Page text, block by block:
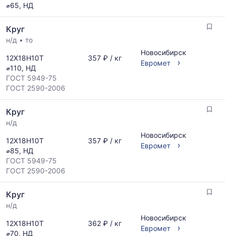
⌀65, НД
Круг
н/д • то
12Х18Н10Т
⌀110, НД
ГОСТ 5949-75
ГОСТ 2590-2006
357 ₽ / кг
Новосибирск
Евромет
›
Круг
н/д
12Х18Н10Т
⌀85, НД
ГОСТ 5949-75
ГОСТ 2590-2006
357 ₽ / кг
Новосибирск
Евромет
›
Круг
н/д
12Х18Н10Т
⌀70, НД
362 ₽ / кг
Новосибирск
Евромет
›